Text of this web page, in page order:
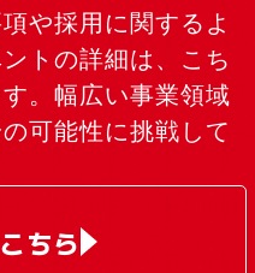
や採用に関するよ
トの詳細は、こち
。幅広い事業領域
可能性に挑戦して
ちら